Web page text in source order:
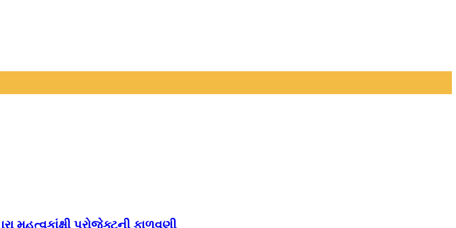
મહત્વકાંક્ષી પ્રોજેક્ટની ફાળવણી